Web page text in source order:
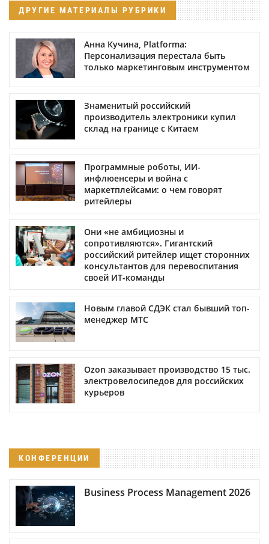
ДРУГИЕ МАТЕРИАЛЫ РУБРИКИ
Анна Кучина, Platforma:
Персонализация перестала быть
только маркетинговым инструментом
Знаменитый российский
производитель электроники купил
склад на границе с Китаем
Программные роботы, ИИ-
инфлюенсеры и война с
маркетплейсами: о чем говорят
ритейлеры
Они «не амбициозны и
сопротивляются». Гигантский
российский ритейлер ищет сторонних
консультантов для перевоспитания
своей ИТ-команды
Новым главой СДЭК стал бывший топ-
менеджер МТС
Ozon заказывает производство 15 тыс.
электровелосипедов для российских
курьеров
КОНФЕРЕНЦИИ
Business Process Management 2026